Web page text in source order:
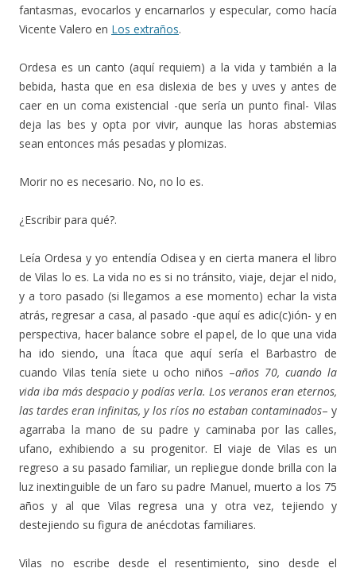
fantasmas, evocarlos y encarnarlos y especular, como hacía
Vicente Valero en Los extraños.
Ordesa es un canto (aquí requiem) a la vida y también a la
bebida, hasta que en esa dislexia de bes y uves y antes de
caer en un coma existencial -que sería un punto final- Vilas
deja las bes y opta por vivir, aunque las horas abstemias
sean entonces más pesadas y plomizas.
Morir no es necesario. No, no lo es.
¿Escribir para qué?.
Leía Ordesa y yo entendía Odisea y en cierta manera el libro
de Vilas lo es. La vida no es si no tránsito, viaje, dejar el nido,
y a toro pasado (si llegamos a ese momento) echar la vista
atrás, regresar a casa, al pasado -que aquí es adic(c)ión- y en
perspectiva, hacer balance sobre el papel, de lo que una vida
ha ido siendo, una Ítaca que aquí sería el Barbastro de
cuando Vilas tenía siete u ocho niños –años 70, cuando la
vida iba más despacio y podías verla. Los veranos eran eternos,
las tardes eran infinitas, y los ríos no estaban contaminados– y
agarraba la mano de su padre y caminaba por las calles,
ufano, exhibiendo a su progenitor. El viaje de Vilas es un
regreso a su pasado familiar, un repliegue donde brilla con la
luz inextinguible de un faro su padre Manuel, muerto a los 75
años y al que Vilas regresa una y otra vez, tejiendo y
destejiendo su figura de anécdotas familiares.
Vilas no escribe desde el resentimiento, sino desde el